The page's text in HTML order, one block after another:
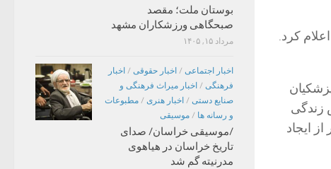
کرد.
زندگی
ایجاد
بوستان ملت؛ مقصد
صبحگاهی ورزشکاران مشهد
مرداد ۱۵, ۱۴۰۵
اخبار اجتماعی / اخبار حقوقی / اخبار
فرهنگی / اخبار میراث فرهنگی و
صنایع دستی / اخبار هنری / مطبوعات
و رسانه ها / موسیقی
/موسیقی خراسان/ صدای
تاریخ خراسان در هیاهوی
مدرنیته گم شد